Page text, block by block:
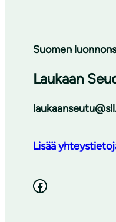
Suomen
Laukaan
Lisää
Facebook